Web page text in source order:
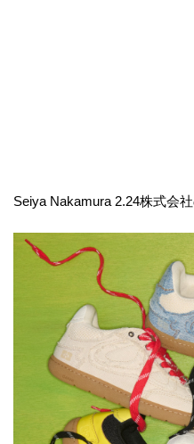
Seiya Nakamura 2.24株式会